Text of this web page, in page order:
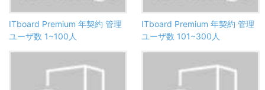
ITboard Premium 年契約 管理
ユーザ数 1~100人
ITboard Premium 年契約 管理
ユーザ数 101~300人